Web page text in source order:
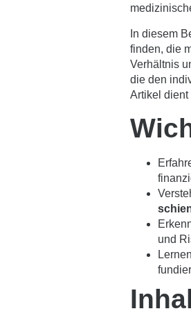
In diesem
finden, die
Verhältnis
die den
Artikel
und